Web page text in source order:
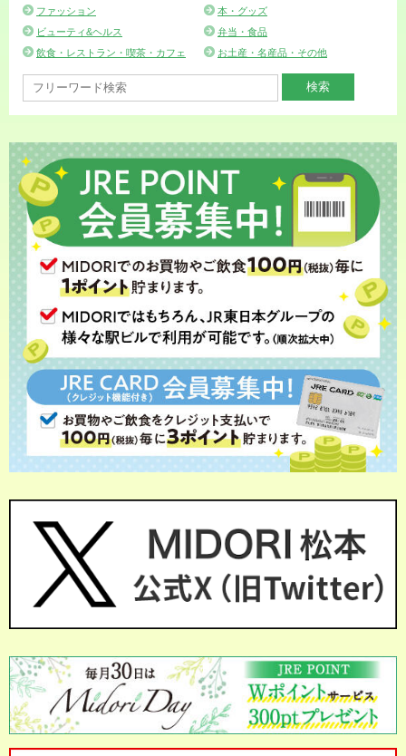
ファッション
本・グッズ
ビューティ&ヘルス
弁当・食品
飲食・レストラン・喫茶・カフェ
お土産・名産品・その他